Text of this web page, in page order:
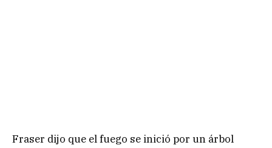
Fraser dijo que el fuego se inició por un árbol